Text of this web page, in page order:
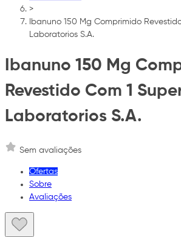
>
Ibanuno 150 Mg Comprimido
Laboratorios S.A.
Ibanuno 150 Mg
Revestido Com 1
Laboratorios S.A.
Sem avaliações
Ofertas
Sobre
Avaliações